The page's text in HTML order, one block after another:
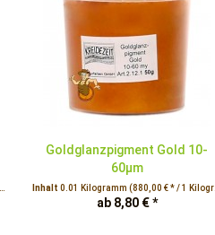
Goldglanzpigment Gold 10-
60µm
Inhalt0.01 Kilogramm(880,00 € * / 1 Kilogramm)
ab 8,80 € *